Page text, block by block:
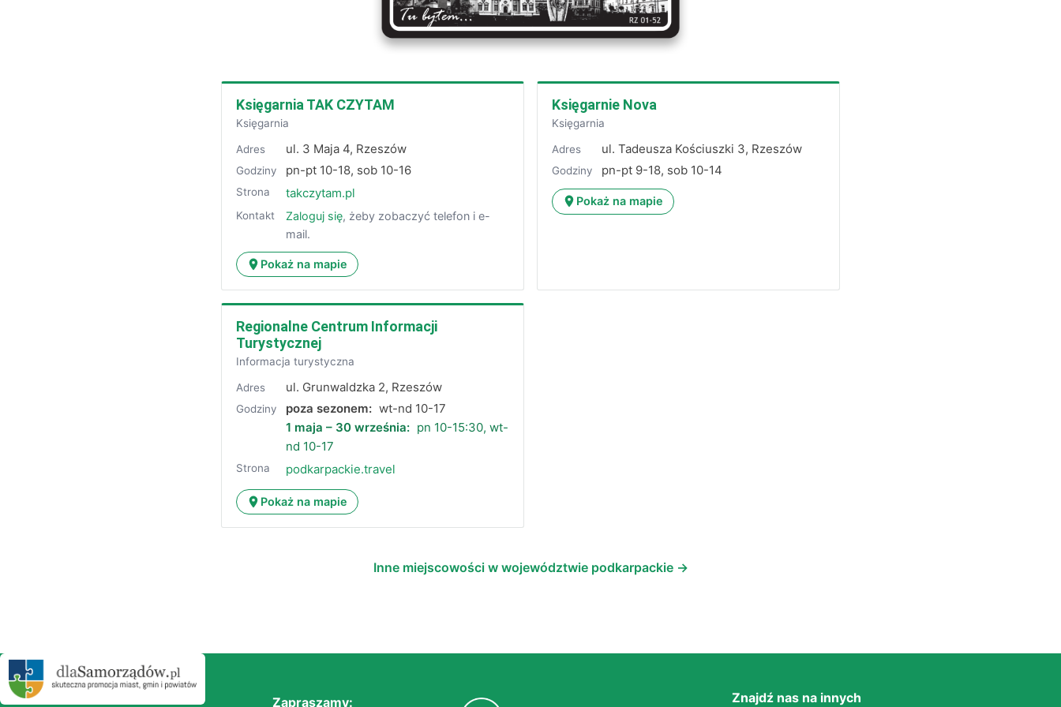
Księgarnia TAK CZYTAM
Księgarnia
Adres ul. 3 Maja 4, Rzeszów
Godziny pn-pt 10-18, sob 10-16
Strona takczytam.pl
Kontakt Zaloguj się, żeby zobaczyć telefon i e-
mail.
Pokaż na mapie
Księgarnie Nova
Księgarnia
Adres ul. Tadeusza Kościuszki 3, Rzeszów
Godziny pn-pt 9-18, sob 10-14
Pokaż na mapie
Regionalne Centrum Informacji
Turystycznej
Informacja turystyczna
Adres ul. Grunwaldzka 2, Rzeszów
Godziny poza sezonem: wt-nd 10-17
1 maja – 30 września: pn 10-15:30, wt-
nd 10-17
Strona podkarpackie.travel
Pokaż na mapie
Inne miejscowości w województwie podkarpackie →
Zapraszamy: Znajdź nas na innych